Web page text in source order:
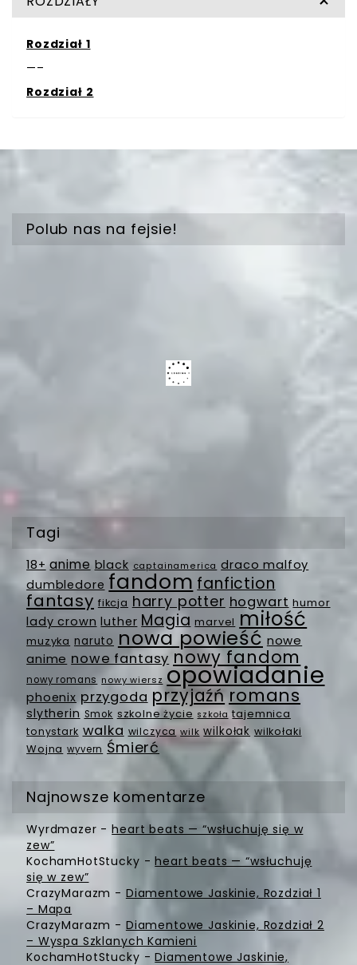
Rozdział 1
—–
Rozdział 2
Polub nas na fejsie!
Tagi
18+ anime black captainamerica draco malfoy
dumbledore fandom fanfiction
fantasy fikcja harry potter hogwart humor
lady crown luther Magia marvel miłość
muzyka naruto nowa powieść nowe
anime nowe fantasy nowy fandom
nowy romans nowy wiersz opowiadanie
phoenix przygoda przyjaźń romans
slytherin Smok szkolne życie szkoła tajemnica
tonystark walka wilczyca wilk wilkołak wilkołaki
Wojna wyvern Śmierć
Najnowsze komentarze
Wyrdmazer -heart beats — “wsłuchuję się w
zew”
KochamHotStucky -heart beats — “wsłuchuję
się w zew”
CrazyMarazm - Diamentowe Jaskinie, Rozdział 1
– Mapa
CrazyMarazm - Diamentowe Jaskinie, Rozdział 2
– Wyspa Szklanych Kamieni
KochamHotStucky -Diamentowe Jaskinie,